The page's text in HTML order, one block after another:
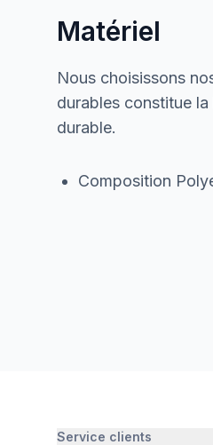
Matériel
Nous choisissons
durables constitue
durable.
Composition
Service clients